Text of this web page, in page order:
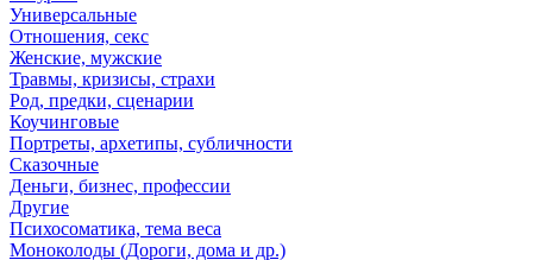
Универсальные
Отношения, секс
Женские, мужские
Травмы, кризисы, страхи
Род, предки, сценарии
Коучинговые
Портреты, архетипы, субличности
Сказочные
Деньги, бизнес, профессии
Другие
Психосоматика, тема веса
Моноколоды (Дороги, дома и др.)